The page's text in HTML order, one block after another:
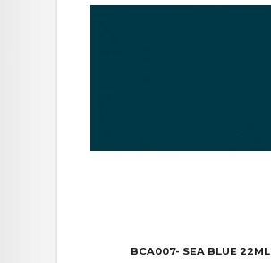
BCA007- SEA BLUE 22ML